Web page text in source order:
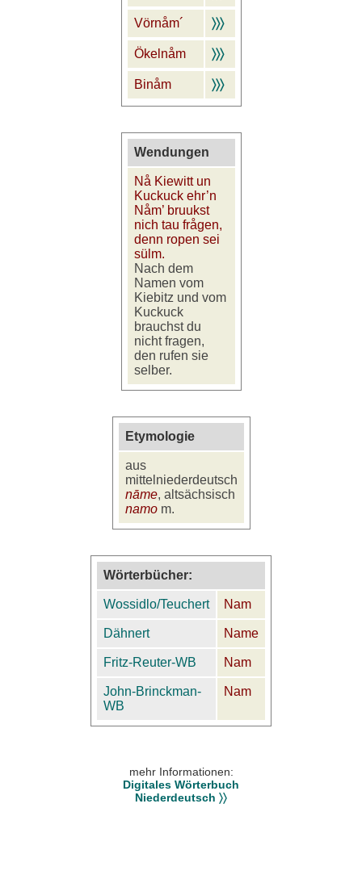
Vörnåm´ 〉〉〉
Ökelnåm 〉〉〉
Binåm 〉〉〉
Wendungen
Nå Kiewitt un
Kuckuck ehr’n
Nåm’ bruukst
nich tau frågen,
denn ropen sei
sülm.
Nach dem
Namen vom
Kiebitz und vom
Kuckuck
brauchst du
nicht fragen,
den rufen sie
selber.
Etymologie
aus
mittelniederdeutsch
nāme, altsächsisch
namom.
Wörterbücher:
Wossidlo/Teuchert Nam
Dähnert Name
Fritz-Reuter-WB Nam
John-Brinckman-
WB
Nam
mehr Informationen:
Digitales Wörterbuch
Niederdeutsch 〉〉